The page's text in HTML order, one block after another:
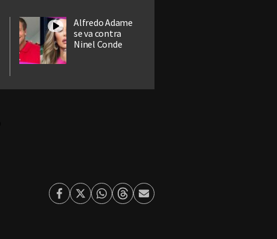
Alfredo Adame
se va contra
Ninel Conde
Facebook
TwitterWhatsapp
ThreadsEnviar